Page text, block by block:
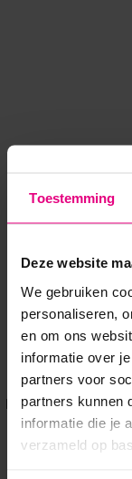
Toestemming
Deze website
We gebruiken
personaliseren,
en om ons
informatie over
partners voor
partners kunnen
informatie die je
verzameld op
Application error:
loading